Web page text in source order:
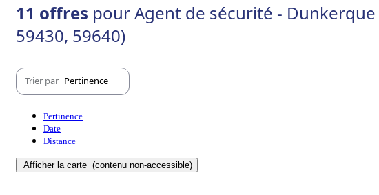
11 offres pour Agent de sécurité - Dunkerque
59430, 59640)
Trier par Pertinence
Pertinence
Date
Distance
Afficher la carte (contenu non-accessible)